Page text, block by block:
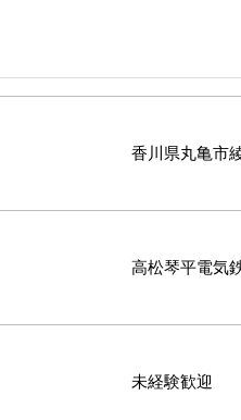
香川県丸亀市
高松琴平電気
未経験歓迎